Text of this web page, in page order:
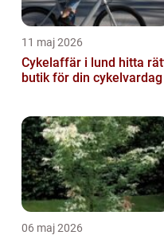
11 maj 2026
Cykelaffär i lund hitta rätt
butik för din cykelvardag
06 maj 2026